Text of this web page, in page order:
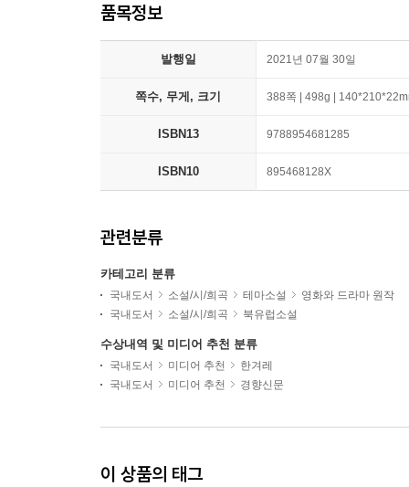
품목정보
발행일 2021년 07월 30일
쪽수, 무게, 크기 388쪽 | 498g |
ISBN13 9788954681285
ISBN10 895468128X
관련분류
카테고리 분류
국내도서 소설/시/희곡 테마소설
영화와 드라마 원작
국내도서
소설/시/희곡 북유럽소설
수상내역 및 미디어 추천 분류
국내도서 미디어 추천
한겨레
국내도서
미디어 추천 경향신문
이 상품의 태그